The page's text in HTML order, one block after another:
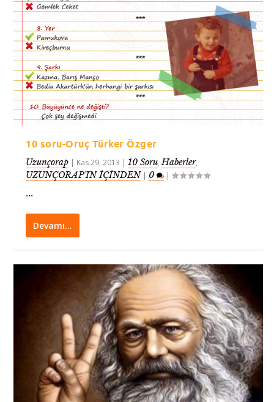
10 soru-Oruç Türker Özger
Uzunçorap | Kas 29, 2013 |10 Soru,Haberler,
UZUNÇORAP’IN İÇİNDEN| 0 |
...
Devamı…